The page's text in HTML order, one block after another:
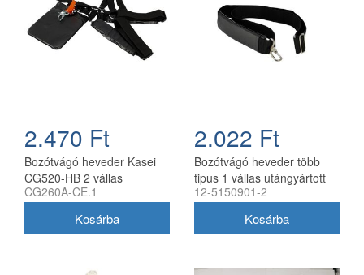
2.470 Ft
Bozótvágó heveder Kasei
CG520-HB 2 vállas
CG260A-CE.1
2.022 Ft
Bozótvágó heveder több
tipus 1 vállas utángyártott
12-5150901-2